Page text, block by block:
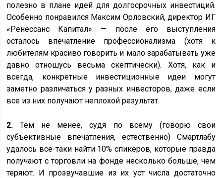
полезно в плане идей для долгосрочных инвестиций.
Особенно понравился Максим Орловский, директор ИГ
«Ренессанс Капитал» — после его выступления
осталось впечатление профессионализма (хотя к
любителям красиво говорить и мало зарабатывать уже
давно отношусь весьма скептически). Хотя, как и
всегда, конкретные инвестиционные идеи могут
заметно различаться у разных инвесторов, даже если
все из них получают неплохой результат.
2. Тем не менее, судя по всему (говорю свои
субъективные впечатления, естественно) Смартлабу
удалось все-таки найти 10% спикеров, которые правда
получают с торговли на фонде несколько больше, чем
теряют. И прозвучавшие из их уст числа достаточно